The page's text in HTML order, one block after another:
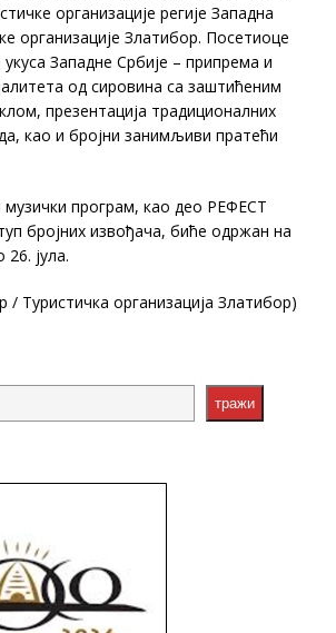
организације регије Западна
организације Златибор. Посетиоце
укуса Западне Србије – припрема и
од сировина са заштићеним
презентација традиционалних
као и бројни занимљиви пратећи
програм, као део РЕФЕСТ
бројних извођача, биће одржан на
јула.
/ Туристичка организација Златибор)
тражи